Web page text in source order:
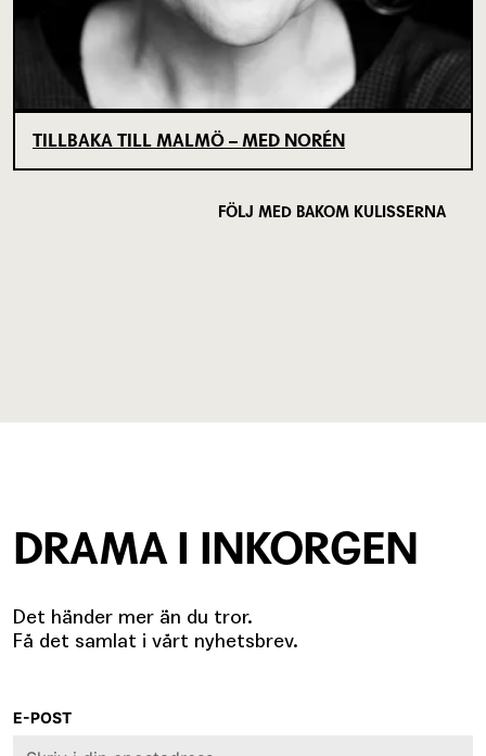
TILLBAKA TILL MALMÖ – MED NORÉN
FÖLJ MED BAKOM KULISSERNA
DRAMA I INKORGEN
Det händer mer än du tror.
Få det samlat i vårt nyhetsbrev.
E-POST